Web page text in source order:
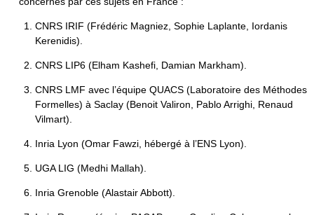
CNRS IRIF (Frédéric Magniez, Sophie Laplante, Iordanis
Kerenidis).
CNRS LIP6 (Elham Kashefi, Damian Markham).
CNRS LMF avec l’équipe QUACS (Laboratoire des Méthodes
Formelles) à Saclay (Benoit Valiron, Pablo Arrighi, Renaud
Vilmart).
Inria Lyon (Omar Fawzi, hébergé à l’ENS Lyon).
UGA LIG (Medhi Mallah).
Inria Grenoble (Alastair Abbott).